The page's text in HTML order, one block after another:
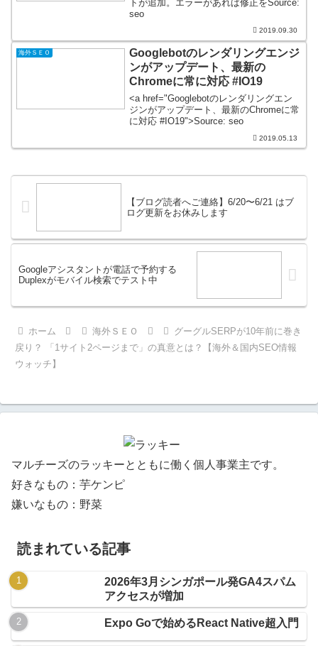
トが追加。エラーがあれば修正をSource:
seo
2019.09.30
海外ＳＥＯ
Googlebotのレンダリングエンジ
ンがアップデート、最新の
Chromeに常に対応 #IO19
<a href="Googlebotのレンダリングエン
ジンがアップデート、最新のChromeに常
に対応 #IO19">Source: seo
2019.05.13
【ブログ読者へご連絡】6/20〜6/21 はブ
ログ更新をお休みします
Googleアシスタントが電話で予約する
Duplexがモバイル検索でテスト中
ホーム 海外ＳＥＯ
グーグルSERPが10年前に巻き
戻り？ 「1サイト2ページまで」の真意とは？【海外＆国内SEO情報
ウォッチ】
マルチーズのラッキーとともに働く個人事業主です。
好きなもの：芋ケンピ
嫌いなもの：野菜
読まれている記事
2026年3月シンガポール発GA4スパム
アクセスが増加
Expo Goで始めるReact Native超入門